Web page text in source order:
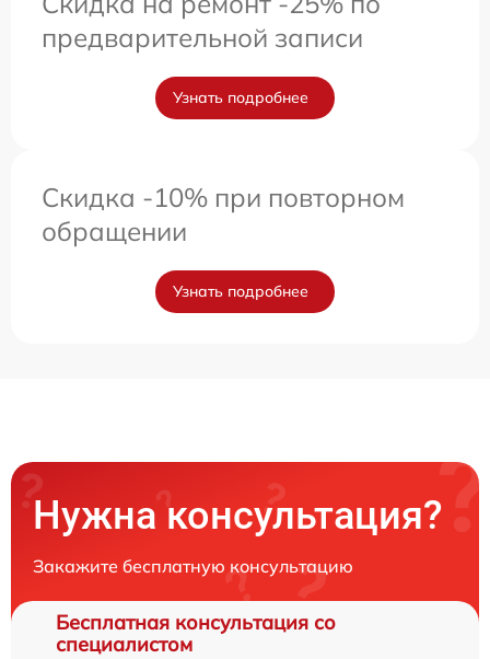
предварительной записи
Узнать подробнее
Скидка -10% при повторном
обращении
Узнать подробнее
Нужна консультация?
Закажите бесплатную консультацию
Бесплатная консультация со
специалистом